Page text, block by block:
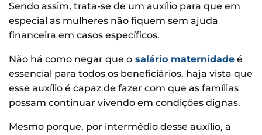
Sendo assim, trata-se de um auxílio para que em
especial as mulheres não fiquem sem ajuda
financeira em casos específicos.
Não há como negar que o salário maternidade é
essencial para todos os beneficiários, haja vista que
esse auxílio é capaz de fazer com que as famílias
possam continuar vivendo em condições dignas.
Mesmo porque, por intermédio desse auxílio, a